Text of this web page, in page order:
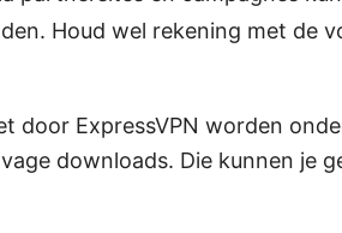
Houd wel rekening met de
door ExpressVPN worden
downloads. Die kunnen je